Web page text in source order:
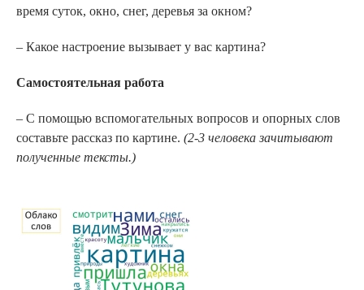
время суток, окно, снег, деревья за окном?
– Какое настроение вызывает у вас картина?
Самостоятельная работа
– С помощью вспомогательных вопросов и опорных слов
составьте рассказ по картине. (2­-3 человека зачитывают
полученные тексты.)